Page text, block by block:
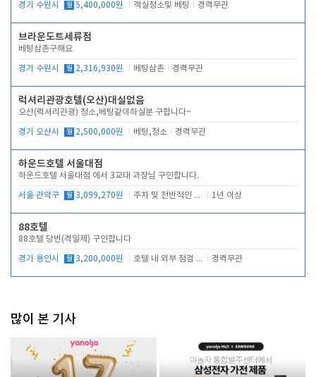
경기 수원시 월 5,400,000원 객실청소및 베팅 경력무관
브라운도트세류점
베팅삼촌구해요
경기 수원시 월 2,316,930원 베팅삼촌 경력무관
럭셔리관광호텔(오산)대실없음
오산(럭셔리관광) 청소,베팅같이하실분 구합니다~
경기 오산시 월 2,500,000원 베팅,청소 경력무관
하운드호텔 서울대점
하운드호텔 서울대점 에서 3교대 과장님 구인합니다.
서울 관악구 월 3,099,270원 주차 및 전반적인 당번업무 1년 이상
88호텔
88호텔 당번(격일제) 구인합니다
경기 용인시 월 3,200,000원 호텔 내 외부 점검 및 프런트 운영 경력무관
많이 본 기사